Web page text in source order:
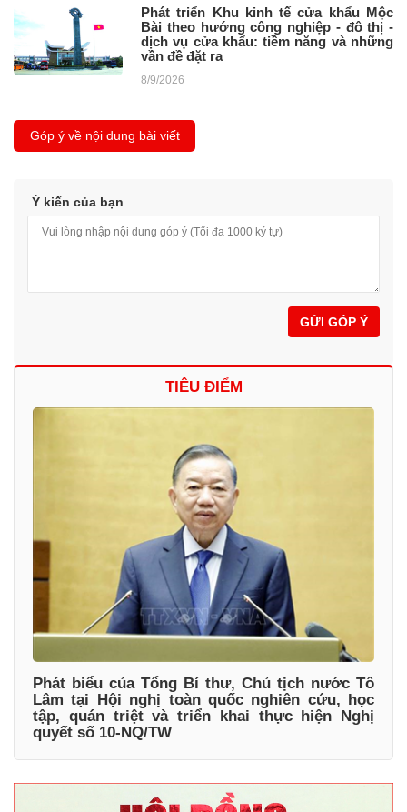
Phát triển Khu kinh tế cửa khẩu Mộc
Bài theo hướng công nghiệp - đô thị -
dịch vụ cửa khẩu: tiềm năng và những
vần đề đặt ra ​
8/9/2026
Góp ý về nội dung bài viết
Ý kiến của bạn
GỬI GÓP Ý
TIÊU ĐIỂM
Phát biểu của Tổng Bí thư, Chủ tịch nước Tô
Lâm tại Hội nghị toàn quốc nghiên cứu, học
tập, quán triệt và triển khai thực hiện Nghị
quyết số 10-NQ/TW